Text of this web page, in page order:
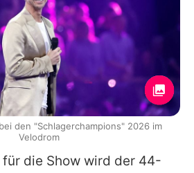
die Show wird der 44-
den "Schlagerchampions" 2026 im
Velodrom